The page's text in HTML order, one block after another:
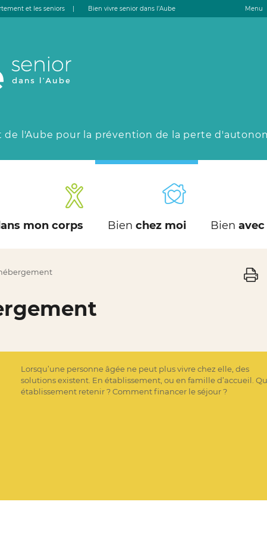
et les seniors | Bien vivre senior dans l’Aube Menu
l'Aube pour la prévention de la perte
mon corps Bien chez moi Bien
Lorsqu’une personne âgée ne peut plus vivre chez elle, des
solutions existent. En établissement, ou en famille d’accueil.
établissement retenir ? Comment financer le séjour ?